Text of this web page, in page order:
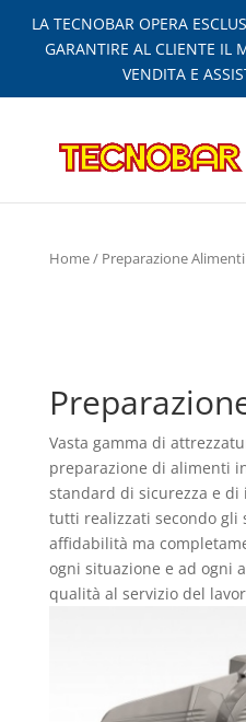
LA TECNOBAR OPERA
GARANTIRE AL CLIENTE IL
VENDITA E
Home/ Preparazione Alimenti
Vasta gamma di
preparazione di alimenti
standard di sicurezza e
tutti realizzati secondo gli
affidabilità ma
ogni situazione e ad ogni
qualità al servizio del